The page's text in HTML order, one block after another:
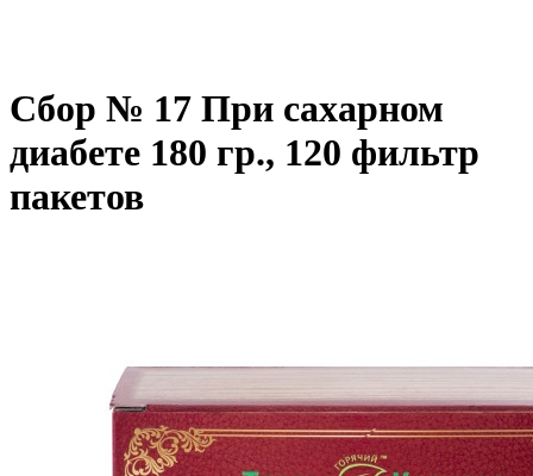
Сбор № 17 При сахарном
диабете 180 гр., 120 фильтр
пакетов